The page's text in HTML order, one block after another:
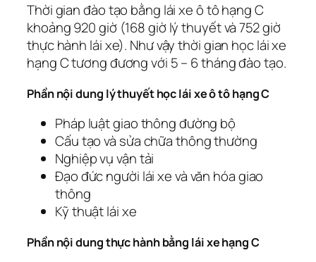
Thời gian đào tạo bằng lái xe ô tô hạng C
khoảng 920 giờ (168 giờ lý thuyết và 752 giờ
thực hành lái xe). Như vậy thời gian học lái xe
hạng C tương đương với 5 – 6 tháng đào tạo.
Phần nội dung lý thuyết học lái xe ô tô hạng C
Pháp luật giao thông đường bộ
Cấu tạo và sửa chữa thông thường
Nghiệp vụ vận tải
Đạo đức người lái xe và văn hóa giao
thông
Kỹ thuật lái xe
Phần nội dung thực hành bằng lái xe hạng C